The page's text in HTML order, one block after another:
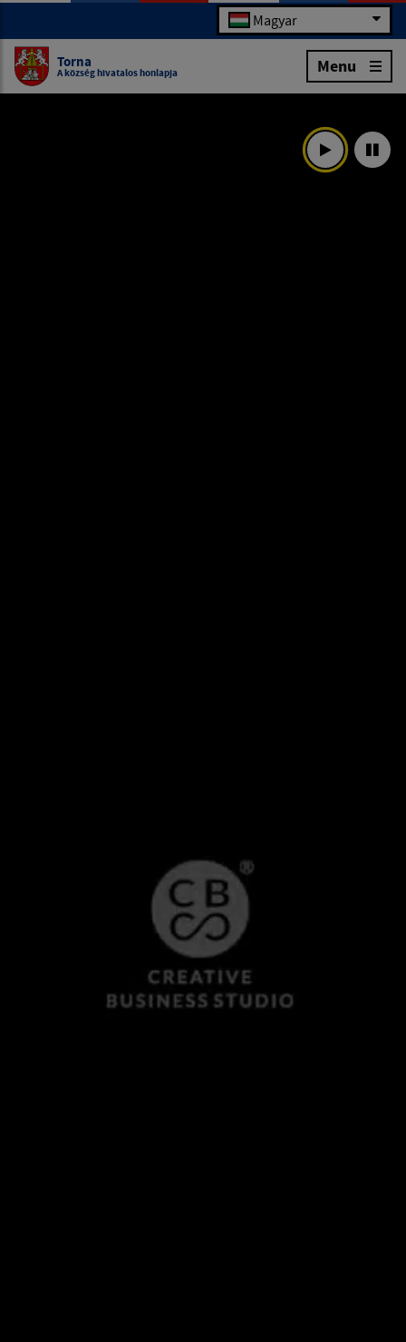
Magyar
Torna
A község hivatalos honlapja Menu